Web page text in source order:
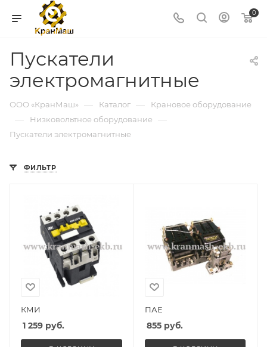
0
Пускатели
электромагнитные
ООО «КранМаш» — Каталог — Крановое оборудование
— Низковольтное оборудование —
Пускатели электромагнитные
ФИЛЬТР
КМИ
1 259 руб.
ПАЕ
855руб.